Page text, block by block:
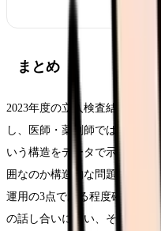
まとめ
2023年度の立入検査結果は、
し、医師・薬剤師では増えて
いう構造をデータで示しまし
囲なのか構造的な問題なのか
運用の3点である程度確かめら
の話し合いに使い、それでも